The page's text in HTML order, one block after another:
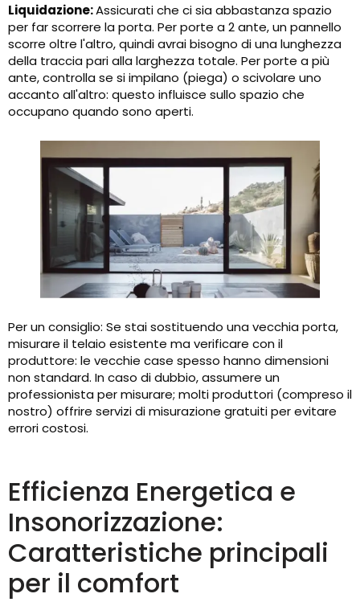
Liquidazione:Assicurati che ci sia abbastanza spazio
per far scorrere la porta. Per porte a 2 ante, un pannello
scorre oltre l'altro, quindi avrai bisogno di una lunghezza
della traccia pari alla larghezza totale. Per porte a più
ante, controlla se si impilano (piega) o scivolare uno
accanto all'altro: questo influisce sullo spazio che
occupano quando sono aperti.
Per un consiglio: Se stai sostituendo una vecchia porta,
misurare il telaio esistente ma verificare con il
produttore: le vecchie case spesso hanno dimensioni
non standard. In caso di dubbio, assumere un
professionista per misurare; molti produttori (compreso il
nostro) offrire servizi di misurazione gratuiti per evitare
errori costosi.
Efficienza Energetica e
Insonorizzazione:
Caratteristiche principali
per il comfort